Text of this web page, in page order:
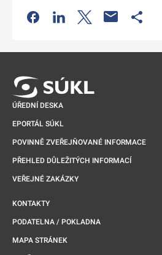
Odkaz se otevře na nové
Odkaz se otevře na
Odkaz se
ÚŘEDNÍ DESKA
EPORTÁL SÚKL
POVINNĚ ZVEŘEJŇOVANÉ INFORMACE
PŘEHLED DŮLEŽITÝCH INFORMACÍ
VEŘEJNÉ ZAKÁZKY
KONTAKTY
PODATELNA / POKLADNA
MAPA STRÁNEK